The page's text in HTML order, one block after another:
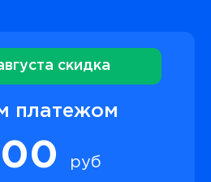
скидка
платежом
руб